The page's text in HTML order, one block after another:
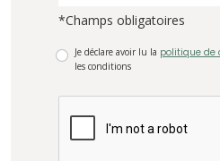
*Champs obligatoires
Je déclare avoir lu la politique de
les conditions